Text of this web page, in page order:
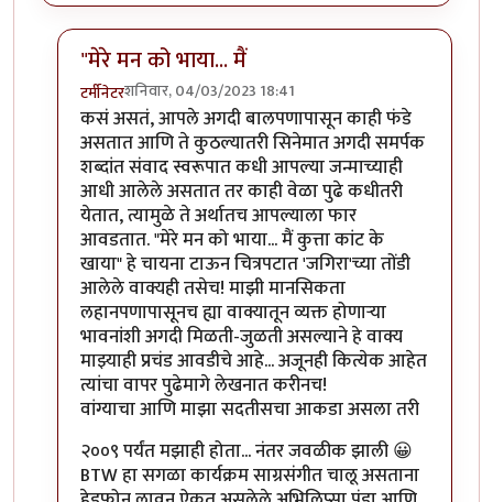
"मेरे मन को भाया... मैं
टर्मीनेटरशनिवार, 04/03/2023 18:41
In reply toमेरे मन को भाया...byतुषार काळभोर
कसं असतं, आपले अगदी बालपणापासून काही फंडे
असतात आणि ते कुठल्यातरी सिनेमात अगदी समर्पक
शब्दांत संवाद स्वरूपात कधी आपल्या जन्माच्याही
आधी आलेले असतात तर काही वेळा पुढे कधीतरी
येतात, त्यामुळे ते अर्थातच आपल्याला फार
आवडतात. "मेरे मन को भाया... मैं कुत्ता कांट के
खाया" हे चायना टाऊन चित्रपटात 'जगिरा'च्या तोंडी
आलेले वाक्यही तसेच! माझी मानसिकता
लहानपणापासूनच ह्या वाक्यातून व्यक्त होणाऱ्या
भावनांशी अगदी मिळती-जुळती असल्याने हे वाक्य
माझ्याही प्रचंड आवडीचे आहे... अजूनही कित्येक आहेत
त्यांचा वापर पुढेमागे लेखनात करीनच!
वांग्याचा आणि माझा सदतीसचा आकडा असला तरी
२००९ पर्यंत मझाही होता... नंतर जवळीक झाली 😀
BTW हा सगळा कार्यक्रम साग्रसंगीत चालू असताना